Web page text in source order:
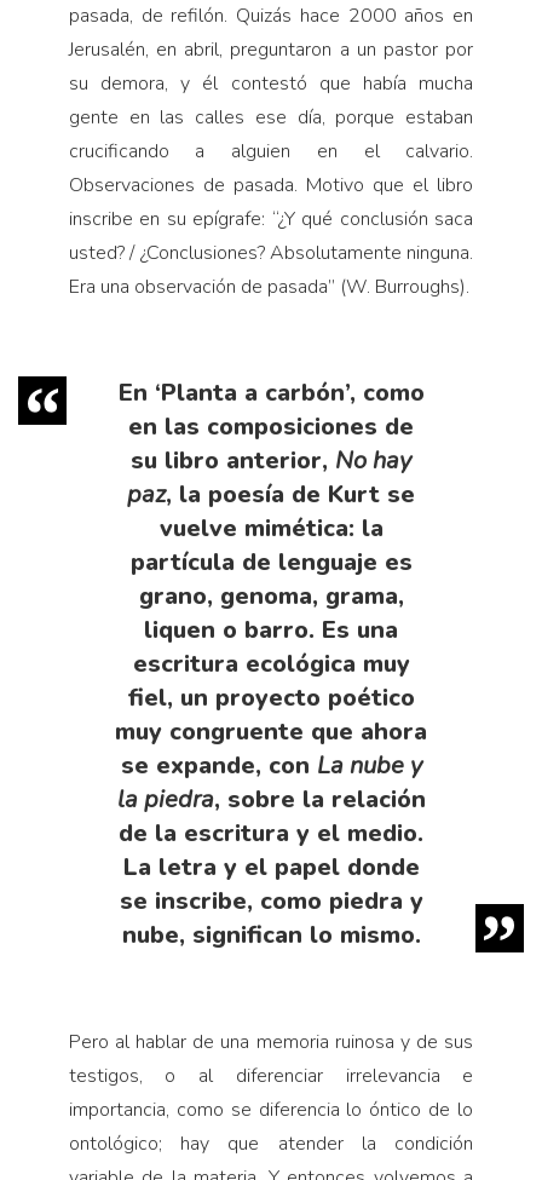
pasada, de refilón. Quizás hace 2000 años en
Jerusalén, en abril, preguntaron a un pastor por
su demora, y él contestó que había mucha
gente en las calles ese día, porque estaban
crucificando a alguien en el calvario.
Observaciones de pasada. Motivo que el libro
inscribe en su epígrafe: “¿Y qué conclusión saca
usted? / ¿Conclusiones? Absolutamente ninguna.
Era una observación de pasada” (W. Burroughs).
En ‘Planta a carbón’, como
en las composiciones de
su libro anterior, No hay
paz, la poesía de Kurt se
vuelve mimética: la
partícula de lenguaje es
grano, genoma, grama,
liquen o barro. Es una
escritura ecológica muy
fiel, un proyecto poético
muy congruente que ahora
se expande, con La nube y
la piedra, sobre la relación
de la escritura y el medio.
La letra y el papel donde
se inscribe, como piedra y
nube, significan lo mismo.
Pero al hablar de una memoria ruinosa y de sus
testigos, o al diferenciar irrelevancia e
importancia, como se diferencia lo óntico de lo
ontológico; hay que atender la condición